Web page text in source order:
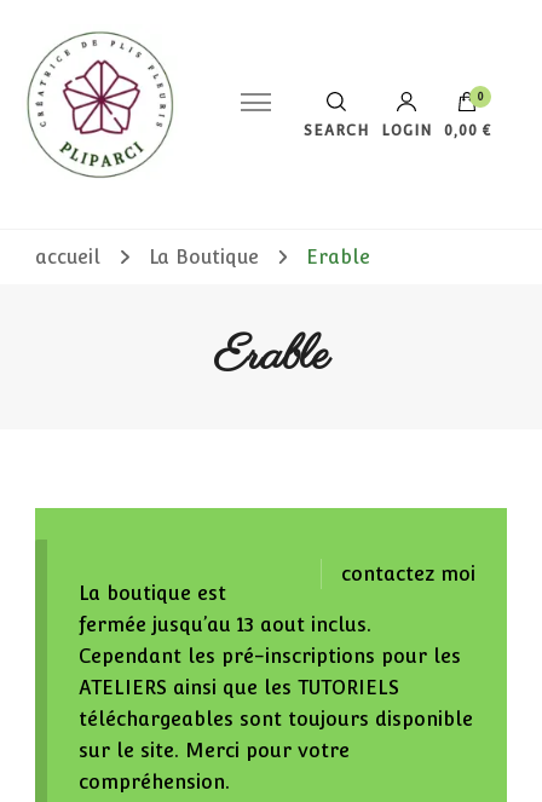
SEARCH LOGIN
0
0,00 €
accueil La Boutique Erable
Erable
contactez moi
La boutique est
fermée jusqu’au 13 aout inclus.
Cependant les pré-inscriptions pour les
ATELIERS ainsi que les TUTORIELS
téléchargeables sont toujours disponible
sur le site. Merci pour votre
compréhension.